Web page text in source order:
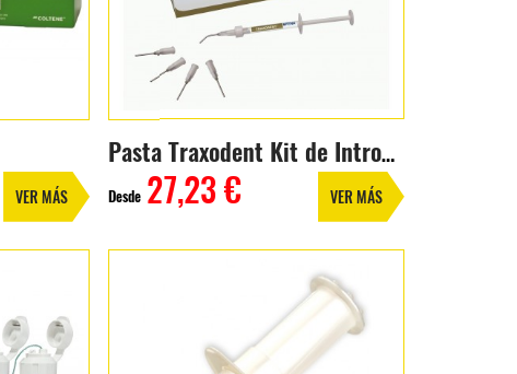
VER MÁS
Pasta Traxodent Kit de Introducción
Desde 27,23 € VER MÁS